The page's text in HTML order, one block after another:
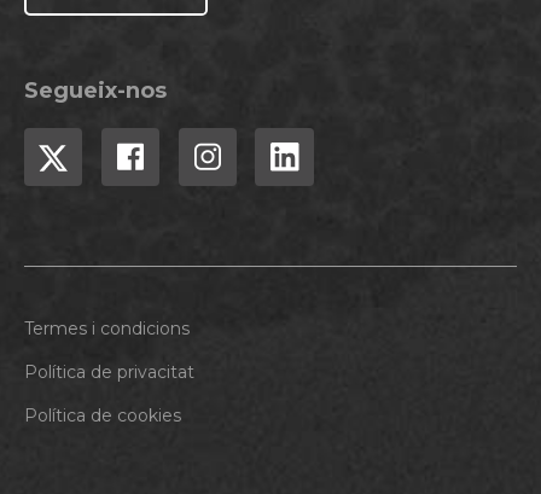
Segueix-nos
Termes i condicions
Política de privacitat
Política de cookies